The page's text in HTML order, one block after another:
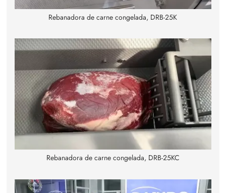
Rebanadora de carne congelada, DRB-25K
Rebanadora de carne congelada, DRB-25KC